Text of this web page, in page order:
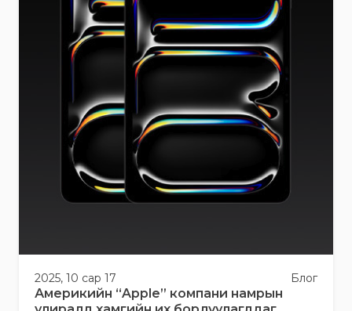
2025, 10 сар 17 Блог
Америкийн “Apple” компани намрын